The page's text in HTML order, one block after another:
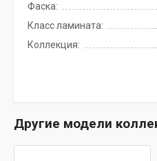
Фаска:
Класс ламината:
Коллекция:
Другие модели